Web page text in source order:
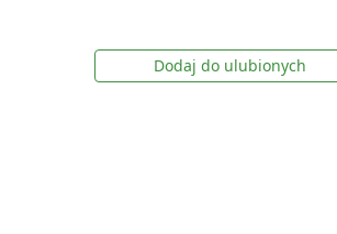
Dodaj do ulubionych